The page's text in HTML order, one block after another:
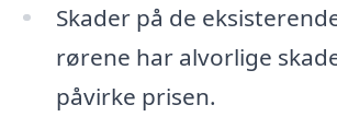
Skader på de
rørene har alvorlige
påvirke prisen.